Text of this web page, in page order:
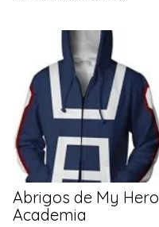
Abrigos de My Hero
Academia